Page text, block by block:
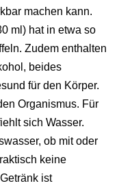
machen kann.
ml) hat in etwa so
Zudem enthalten
beides
für den Körper.
Organismus. Für
sich Wasser.
ob mit oder
keine
ist